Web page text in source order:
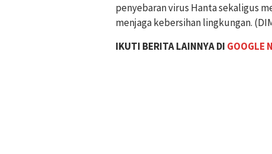
penyebaran virus Hanta sekaligus
menjaga kebersihan lingkungan.
IKUTI BERITA LAINNYA DI GOOGLE